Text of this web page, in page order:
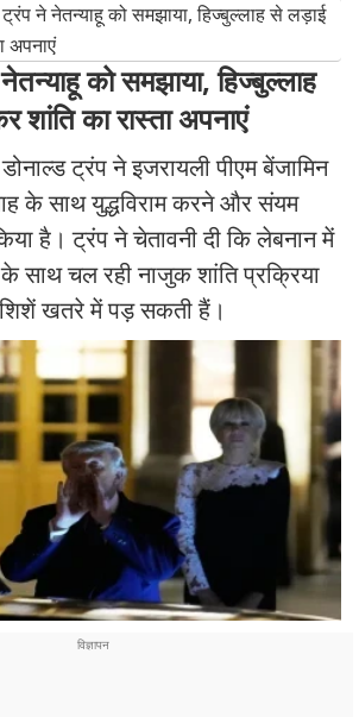
ने नेतन्याहू को समझाया, हिज्बुल्लाह से लड़ाई
अपनाएं
को समझाया, हिज्बुल्लाह
का रास्ता अपनाएं
ट्रंप ने इजरायली पीएम बेंजामिन
के साथ युद्धविराम करने और संयम
है। ट्रंप ने चेतावनी दी कि लेबनान में
साथ चल रही नाजुक शांति प्रक्रिया
खतरे में पड़ सकती हैं।